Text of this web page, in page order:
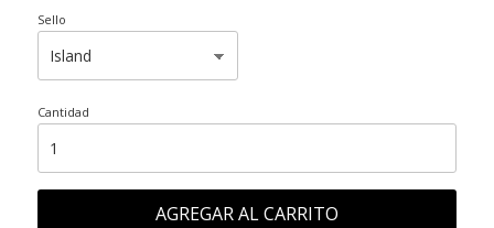
Sello
Cantidad
AGREGAR AL CARRITO